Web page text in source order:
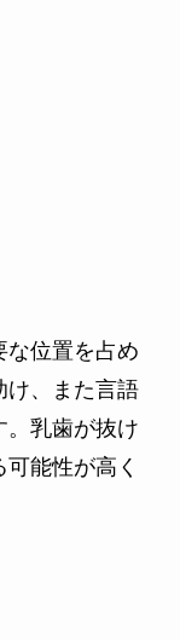
な位置を占め
け、また言語
。乳歯が抜け
能性が高く